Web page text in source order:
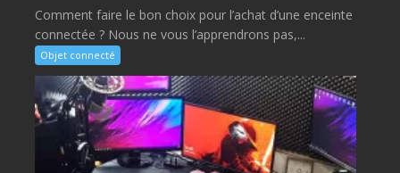
Comment faire le bon choix pour l’achat d’une enceinte
connectée ? Nous ne vous l’apprendrons pas,...
Objet connecté